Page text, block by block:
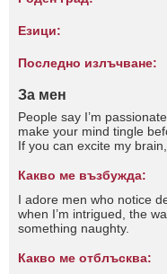
Езици:
Последно излъчване:
За мен
People say I’m
make your mind tingle
If you can excite my
Какво ме възбужда:
I adore men who notice
when I’m intrigued, the
something naughty.
Какво ме отблъсква: